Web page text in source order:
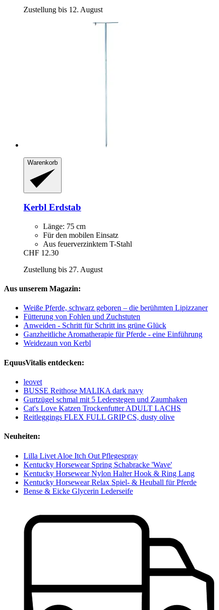
Zustellung bis 12. August
Warenkorb
Kerbl Erdstab
Länge: 75 cm
Für den mobilen Einsatz
Aus feuerverzinktem T-Stahl
CHF 12.30
Zustellung bis 27. August
Aus unserem Magazin:
Weiße Pferde, schwarz geboren – die berühmten Lipizzaner
Fütterung von Fohlen und Zuchstuten
Anweiden - Schritt für Schritt ins grüne Glück
Ganzheitliche Aromatherapie für Pferde - eine Einführung
Weidezaun von Kerbl
EquusVitalis entdecken:
leovet
BUSSE Reithose MALIKA dark navy
Gurtzügel schmal mit 5 Lederstegen und Zaumhaken
Cat's Love Katzen Trockenfutter ADULT LACHS
Reitleggings FLEX FULL GRIP CS, dusty olive
Neuheiten:
Lilla Livet Aloe Itch Out Pflegespray
Kentucky Horsewear Spring Schabracke 'Wave'
Kentucky Horsewear Nylon Halter Hook & Ring Lang
Kentucky Horsewear Relax Spiel- & Heuball für Pferde
Bense & Eicke Glycerin Lederseife